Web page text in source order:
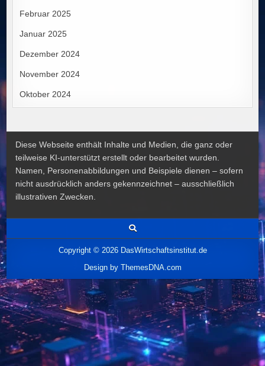
Februar 2025
Januar 2025
Dezember 2024
November 2024
Oktober 2024
Diese Webseite enthält Inhalte und Medien, die ganz oder
teilweise KI-unterstützt erstellt oder bearbeitet wurden.
Namen, Personenabbildungen und Beispiele dienen – sofern
nicht ausdrücklich anders gekennzeichnet – ausschließlich
illustrativen Zwecken.
Copyright © 2026 DasWirtschaftsinstitut.de
Design by ThemesDNA.com